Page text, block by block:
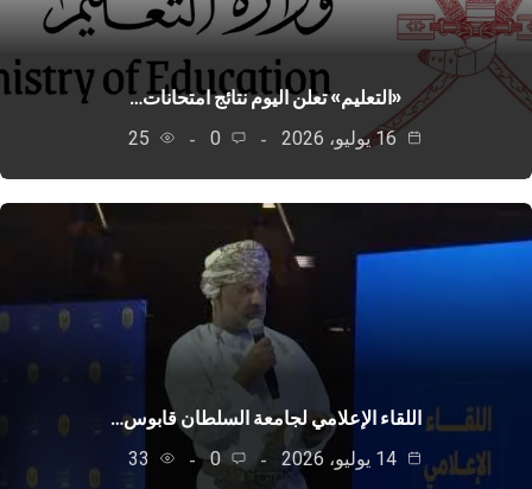
«التعليم» تعلن اليوم نتائج امتحانات…
0
25
اللقاء الإعلامي لجامعة السلطان قابوس…
0
33